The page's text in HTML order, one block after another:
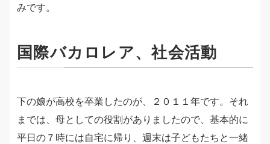
みです。
国際バカロレア、社会活動
下の娘が高校を卒業したのが、２０１１年です。それ
までは、母としての役割がありましたので、基本的に
平日の７時には自宅に帰り、週末は子どもたちと一緒